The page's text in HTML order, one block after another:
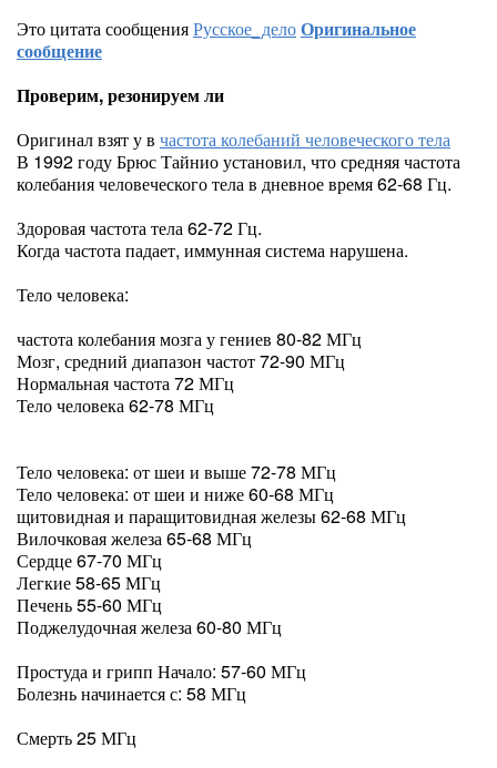
Это цитата сообщенияРусское_делоОригинальное
сообщение
Проверим, резонируем ли
Оригинал взят ув частота колебаний человеческого тела
В 1992 году Брюс Тайнио установил, что средняя частота
колебания человеческого тела в дневное время 62-68 Гц.
Здоровая частота тела 62-72 Гц.
Когда частота падает, иммунная система нарушена.
Тело человека:
частота колебания мозга у гениев 80-82 МГц
Мозг, средний диапазон частот 72-90 МГц
Нормальная частота 72 МГц
Тело человека 62-78 МГц
Тело человека: от шеи и выше 72-78 МГц
Тело человека: от шеи и ниже 60-68 МГц
щитовидная и паращитовидная железы 62-68 МГц
Вилочковая железа 65-68 МГц
Сердце 67-70 МГц
Легкие 58-65 МГц
Печень 55-60 МГц
Поджелудочная железа 60-80 МГц
Простуда и грипп Начало: 57-60 МГц
Болезнь начинается с: 58 МГц
Смерть 25 МГц